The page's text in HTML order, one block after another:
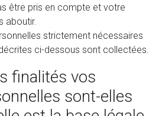
être pris en compte et votre
aboutir.
strictement nécessaires
ci-dessous sont collectées.
finalités vos
sont-elles